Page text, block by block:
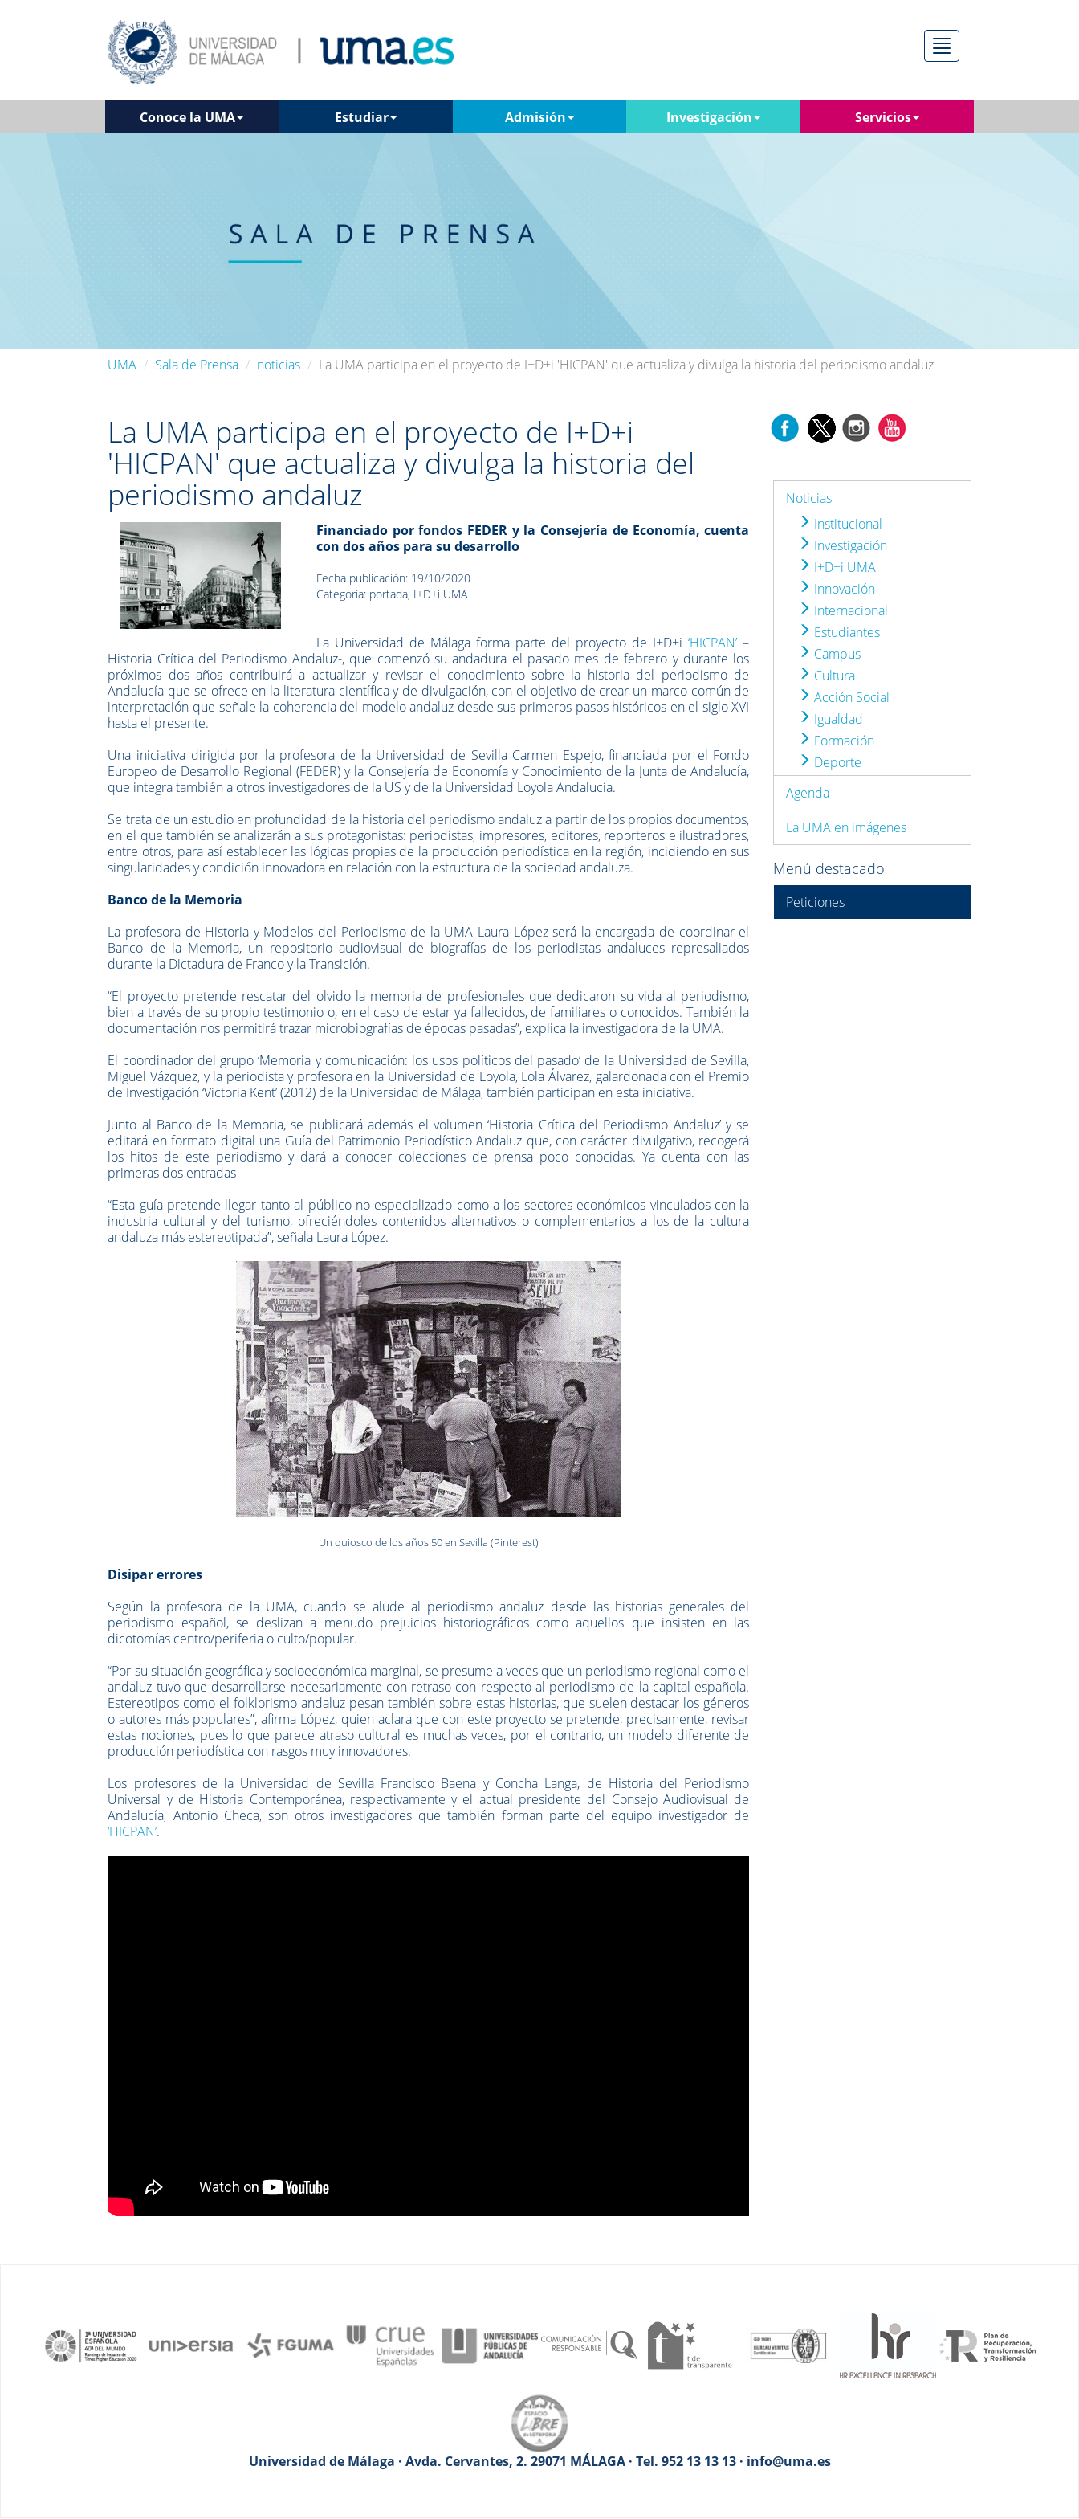
Menú
Conoce la UMA Estudiar Admisión Investigación Servicios
UMA Sala de Prensa noticias La UMA participa en el proyecto de I+D+i 'HICPAN' que actualiza y divulga la historia del periodismo andaluz
La UMA participa en el proyecto de I+D+i
'HICPAN' que actualiza y divulga la historia del
periodismo andaluz
Financiado por fondos FEDER y la Consejería de Economía, cuenta
con dos años para su desarrollo
Fecha publicación: 19/10/2020
Categoría: portada, I+D+i UMA
La Universidad de Málaga forma parte del proyecto de I+D+i‘HICPAN’ –
Historia Crítica del Periodismo Andaluz-, que comenzó su andadura el pasado mes de febrero y durante los
próximos dos años contribuirá a actualizar y revisar el conocimiento sobre la historia del periodismo de
Andalucía que se ofrece en la literatura científica y de divulgación, con el objetivo de crear un marco común de
interpretación que señale la coherencia del modelo andaluz desde sus primeros pasos históricos en el siglo XVI
hasta el presente.
Una iniciativa dirigida por la profesora de la Universidad de Sevilla Carmen Espejo, financiada por el Fondo
Europeo de Desarrollo Regional (FEDER) y la Consejería de Economía y Conocimiento de la Junta de Andalucía,
que integra también a otros investigadores de la US y de la Universidad Loyola Andalucía.
Se trata de un estudio en profundidad de la historia del periodismo andaluz a partir de los propios documentos,
en el que también se analizarán a sus protagonistas: periodistas, impresores, editores, reporteros e ilustradores,
entre otros, para así establecer las lógicas propias de la producción periodística en la región, incidiendo en sus
singularidades y condición innovadora en relación con la estructura de la sociedad andaluza.
Banco de la Memoria
La profesora de Historia y Modelos del Periodismo de la UMA Laura López será la encargada de coordinar el
Banco de la Memoria, un repositorio audiovisual de biografías de los periodistas andaluces represaliados
durante la Dictadura de Franco y la Transición.
“El proyecto pretende rescatar del olvido la memoria de profesionales que dedicaron su vida al periodismo,
bien a través de su propio testimonio o, en el caso de estar ya fallecidos, de familiares o conocidos. También la
documentación nos permitirá trazar microbiografías de épocas pasadas”, explica la investigadora de la UMA.
El coordinador del grupo ‘Memoria y comunicación: los usos políticos del pasado’ de la Universidad de Sevilla,
Miguel Vázquez, y la periodista y profesora en la Universidad de Loyola, Lola Álvarez, galardonada con el Premio
de Investigación ‘Victoria Kent’ (2012) de la Universidad de Málaga, también participan en esta iniciativa.
Junto al Banco de la Memoria, se publicará además el volumen ‘Historia Crítica del Periodismo Andaluz’ y se
editará en formato digital una Guía del Patrimonio Periodístico Andaluz que, con carácter divulgativo, recogerá
los hitos de este periodismo y dará a conocer colecciones de prensa poco conocidas. Ya cuenta con las
primeras dos entradas
“Esta guía pretende llegar tanto al público no especializado como a los sectores económicos vinculados con la
industria cultural y del turismo, ofreciéndoles contenidos alternativos o complementarios a los de la cultura
andaluza más estereotipada”, señala Laura López.
Un quiosco de los años 50 en Sevilla (Pinterest)
Disipar errores
Según la profesora de la UMA, cuando se alude al periodismo andaluz desde las historias generales del
periodismo español, se deslizan a menudo prejuicios historiográficos como aquellos que insisten en las
dicotomías centro/periferia o culto/popular.
“Por su situación geográfica y socioeconómica marginal, se presume a veces que un periodismo regional como el
andaluz tuvo que desarrollarse necesariamente con retraso con respecto al periodismo de la capital española.
Estereotipos como el folklorismo andaluz pesan también sobre estas historias, que suelen destacar los géneros
o autores más populares”, afirma López, quien aclara que con este proyecto se pretende, precisamente, revisar
estas nociones, pues lo que parece atraso cultural es muchas veces, por el contrario, un modelo diferente de
producción periodística con rasgos muy innovadores.
Los profesores de la Universidad de Sevilla Francisco Baena y Concha Langa, de Historia del Periodismo
Universal y de Historia Contemporánea, respectivamente y el actual presidente del Consejo Audiovisual de
Andalucía, Antonio Checa, son otros investigadores que también forman parte del equipo investigador de
‘HICPAN’.
Noticias
Institucional
Investigación
I+D+i UMA
Innovación
Internacional
Estudiantes
Campus
Cultura
Acción Social
Igualdad
Formación
Deporte
Agenda
La UMA en imágenes
Menú destacado
Peticiones
Universidad de Málaga · Avda. Cervantes, 2. 29071 MÁLAGA · Tel. 952 13 13 13 · info@uma.es